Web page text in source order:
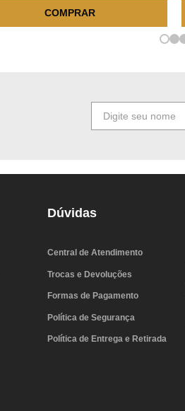
COMPRAR
Dúvidas
Central de Atendimento
Trocas e Devoluções
Formas de Pagamento
Política de Segurança
Política de Entrega e Retirada